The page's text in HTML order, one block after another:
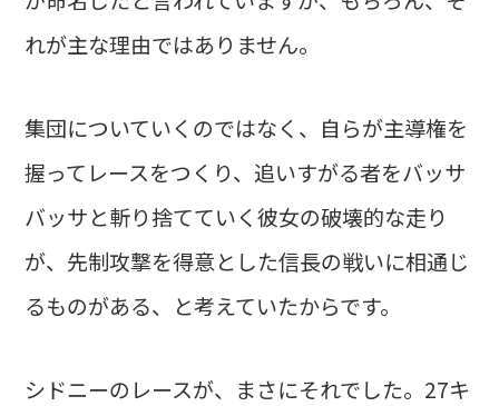
れが主な理由ではありません。
集団についていくのではなく、自らが主導権を
握ってレースをつくり、追いすがる者をバッサ
バッサと斬り捨てていく彼女の破壊的な走り
が、先制攻撃を得意とした信長の戦いに相通じ
るものがある、と考えていたからです。
シドニーのレースが、まさにそれでした。27キ